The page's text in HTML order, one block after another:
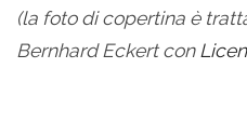
(la foto di copertina è
Bernhard Eckert con